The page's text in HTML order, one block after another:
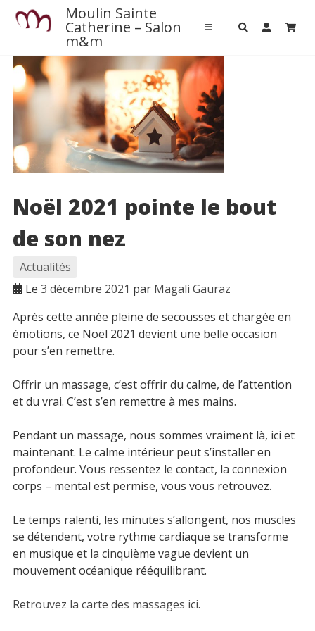
Passer
Moulin Sainte
Catherine – Salon
m&m
Noël 2021 pointe le bout
de son nez
Actualités
Le 3 décembre 2021 par Magali Gauraz
Après cette année pleine de secousses et chargée en
émotions, ce Noël 2021 devient une belle occasion
pour s’en remettre.
Offrir un massage, c’est offrir du calme, de l’attention
et du vrai. C’est s’en remettre à mes mains.
Pendant un massage, nous sommes vraiment là, ici et
maintenant. Le calme intérieur peut s’installer en
profondeur. Vous ressentez le contact, la connexion
corps – mental est permise, vous vous retrouvez.
Le temps ralenti, les minutes s’allongent, nos muscles
se détendent, votre rythme cardiaque se transforme
en musique et la cinquième vague devient un
mouvement océanique rééquilibrant.
Retrouvez la carte des massages ici.
Accueil
Contact
Pour venir
L’aventure Chaux-chanvre
Autour de nous
Restaurants
A la rencontre des producteurs locaux
Patrimoine
MASSAGES M&M
Salon de massages m&m
Actualités m&m
Boutique en ligne
Massages
Soins bien-être
FAQ – salon m&m
CHAMBRES PRIVÉES
CHAMBRES PRIVÉES